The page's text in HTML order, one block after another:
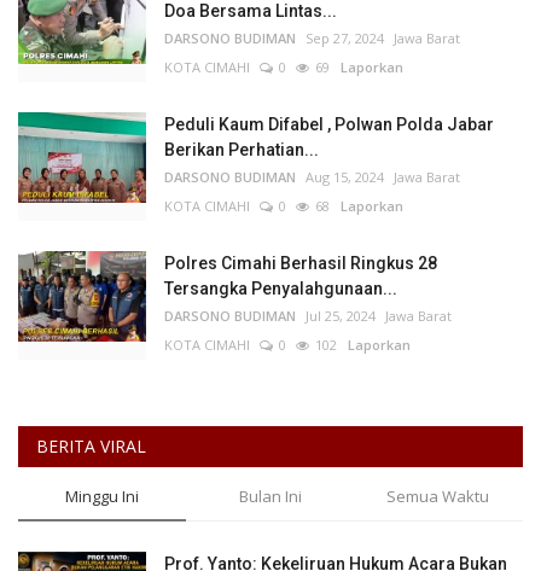
Doa Bersama Lintas...
DARSONO BUDIMAN Sep 27, 2024 Jawa Barat
KOTA CIMAHI
0 69 Laporkan
Peduli Kaum Difabel , Polwan Polda Jabar
Berikan Perhatian...
DARSONO BUDIMAN Aug 15, 2024 Jawa Barat
KOTA CIMAHI
0 68 Laporkan
Polres Cimahi Berhasil Ringkus 28
Tersangka Penyalahgunaan...
DARSONO BUDIMAN Jul 25, 2024 Jawa Barat
KOTA CIMAHI
0 102 Laporkan
BERITA VIRAL
Minggu Ini Bulan Ini Semua Waktu
Prof. Yanto: Kekeliruan Hukum Acara Bukan